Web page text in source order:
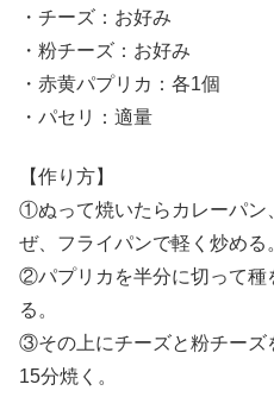
・チーズ：お好み
・粉チーズ：お好み
・赤黄パプリカ：各1個
・パセリ：適量
【作り方】
①ぬって焼いたらカレーパン
ぜ、フライパンで軽く炒める
②パプリカを半分に切って種
る。
③その上にチーズと粉チー
15分焼く。